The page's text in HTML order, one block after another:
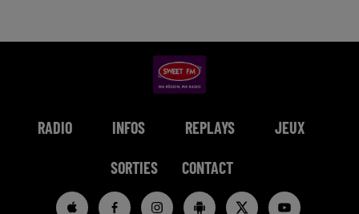
RADIO INFOS REPLAYS JEUX
SORTIES CONTACT